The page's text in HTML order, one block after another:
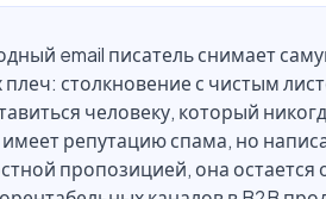
email писатель снимает
столкновение с чистым
человеку, который
репутацию спама, но
пропозицией, она остается